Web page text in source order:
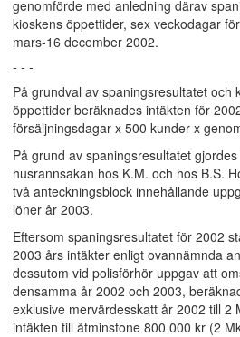
genomförde med anledning därav
kioskens öppettider, sex veckodagar
mars-16 december 2002.
- - -
På grundval av spaningsresultatet och
öppettider beräknades intäkten för
försäljningsdagar x 500 kunder x
På grund av spaningsresultatet
husrannsakan hos K.M. och hos B.S.
två anteckningsblock innehållande
löner år 2003.
Eftersom spaningsresultatet för 2002
2003 års intäkter enligt ovannämnda
dessutom vid polisförhör uppgav att
densamma år 2002 och 2003,
exklusive mervärdesskatt år 2002 till 2
intäkten till åtminstone 800 000 kr (2